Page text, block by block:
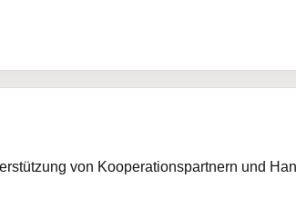
von Kooperationspartnern und